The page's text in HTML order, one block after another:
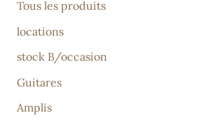
Tous les produits
locations
stock B/occasion
Guitares
Amplis